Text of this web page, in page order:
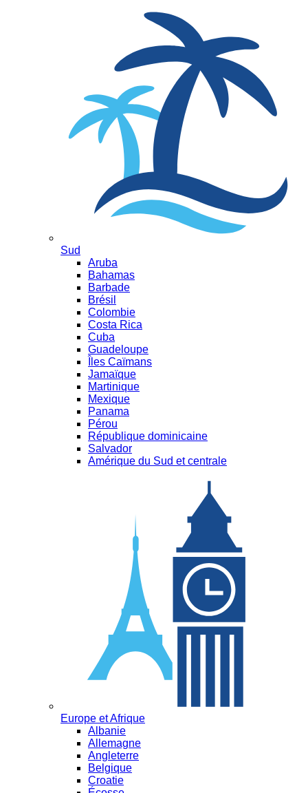
Sud
Aruba
Bahamas
Barbade
Brésil
Colombie
Costa Rica
Cuba
Guadeloupe
Îles Caïmans
Jamaïque
Martinique
Mexique
Panama
Pérou
République dominicaine
Salvador
Amérique du Sud et centrale
Europe et Afrique
Albanie
Allemagne
Angleterre
Belgique
Croatie